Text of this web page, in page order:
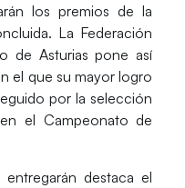
los premios de la
La Federación
de Asturias pone así
el que su mayor logro
por la selección
el Campeonato de
destaca el